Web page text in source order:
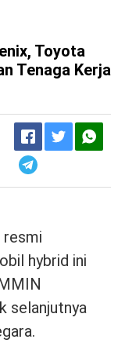
Toyota
Tenaga Kerja
resmi
hybrid ini
selanjutnya